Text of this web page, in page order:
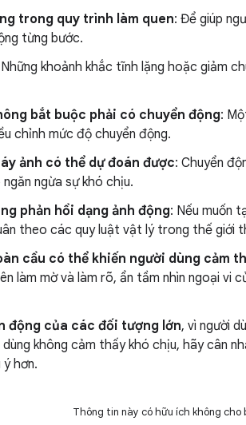
trong quy trình làm quen: Để giúp
từng bước.
khoảnh khắc tĩnh lặng hoặc giảm
bắt buộc phải có chuyển động:
chỉnh mức độ chuyển động.
ảnh có thể dự đoán được: Chuyển
ngừa sự khó chịu.
phản hồi dạng ảnh động: Nếu muốn
theo các quy luật vật lý trong thế giới
cầu có thể khiến người dùng cảm
làm mờ và làm rõ, ẩn tầm nhìn ngoại
động của các đối tượng lớn, vì người
không cảm thấy khó chịu, hãy cân
hơn.
Thông tin này có hữu ích không cho